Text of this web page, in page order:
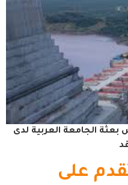
بعثة الجامعة العربية لدى
على